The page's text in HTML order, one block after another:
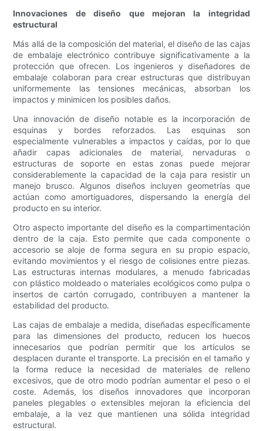
Innovaciones de diseño que mejoran la integridad
estructural
Más allá de la composición del material, el diseño de las cajas
de embalaje electrónico contribuye significativamente a la
protección que ofrecen. Los ingenieros y diseñadores de
embalaje colaboran para crear estructuras que distribuyan
uniformemente las tensiones mecánicas, absorban los
impactos y minimicen los posibles daños.
Una innovación de diseño notable es la incorporación de
esquinas y bordes reforzados. Las esquinas son
especialmente vulnerables a impactos y caídas, por lo que
añadir capas adicionales de material, nervaduras o
estructuras de soporte en estas zonas puede mejorar
considerablemente la capacidad de la caja para resistir un
manejo brusco. Algunos diseños incluyen geometrías que
actúan como amortiguadores, dispersando la energía del
producto en su interior.
Otro aspecto importante del diseño es la compartimentación
dentro de la caja. Esto permite que cada componente o
accesorio se aloje de forma segura en su propio espacio,
evitando movimientos y el riesgo de colisiones entre piezas.
Las estructuras internas modulares, a menudo fabricadas
con plástico moldeado o materiales ecológicos como pulpa o
insertos de cartón corrugado, contribuyen a mantener la
estabilidad del producto.
Las cajas de embalaje a medida, diseñadas específicamente
para las dimensiones del producto, reducen los huecos
innecesarios que podrían permitir que los artículos se
desplacen durante el transporte. La precisión en el tamaño y
la forma reduce la necesidad de materiales de relleno
excesivos, que de otro modo podrían aumentar el peso o el
coste. Además, los diseños innovadores que incorporan
paneles plegables o extensibles mejoran la eficiencia del
embalaje, a la vez que mantienen una sólida integridad
estructural.